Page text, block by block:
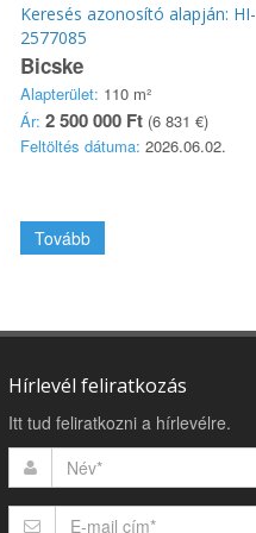
Keresés azonosító alapján: HI-
2577085
Bicske
Alapterület: 110 m²
Ár: 2 500 000 Ft(6 831 €)
Feltöltés dátuma: 2026.06.02.
Tovább
Hírlevél feliratkozás
Itt tud feliratkozni a hírlevélre.